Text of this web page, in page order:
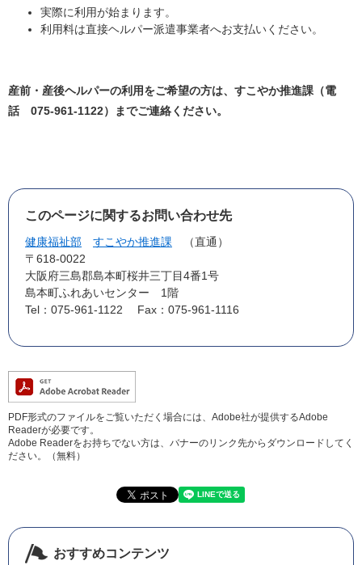
実際に利用が始まります。
利用料は直接ヘルパー派遣事業者へお支払いください。
産前・産後ヘルパーの利用をご希望の方は、すこやか推進課（電
話 075-961-1122）までご連絡ください。
このページに関するお問い合わせ先
健康福祉部 すこやか推進課
直通
〒618-0022
大阪府三島郡島本町桜井三丁目4番1号
島本町ふれあいセンター 1階
Tel：075-961-1122
Fax：075-961-1116
PDF形式のファイルをご覧いただく場合には、Adobe社が提供するAdobe
Readerが必要です。
Adobe Readerをお持ちでない方は、バナーのリンク先からダウンロードしてく
ださい。（無料）
おすすめコンテンツ